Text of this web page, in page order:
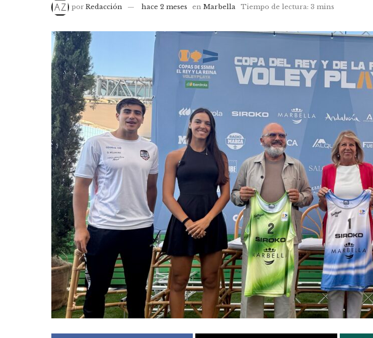
por Redacción hace 2 meses en Marbella Tiempo de lectura: 3 mins